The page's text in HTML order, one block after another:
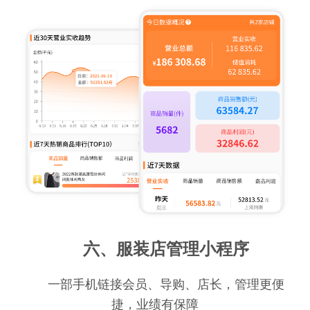
六、服装店管理小程序
一部手机链接会员、导购、店长，管理更便
捷，业绩有保障